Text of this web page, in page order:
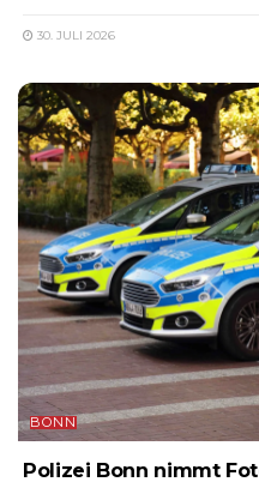
30. JULI 2026
BONN
Polizei Bonn nimmt